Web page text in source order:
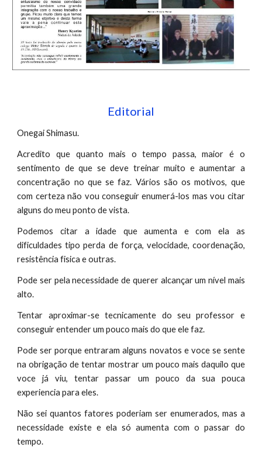
Editorial
Onegai Shimasu.
Acredito que quanto mais o tempo passa, maior é o
sentimento de que se deve treinar muito e aumentar a
concentração no que se faz. Vários são os motivos, que
com certeza não vou conseguir enumerá-los mas vou citar
alguns do meu ponto de vista.
Podemos citar a idade que aumenta e com ela as
dificuldades tipo perda de força, velocidade, coordenação,
resistência fisica e outras.
Pode ser pela necessidade de querer alcançar um nível mais
alto.
Tentar aproximar-se tecnicamente do seu professor e
conseguir entender um pouco mais do que ele faz.
Pode ser porque entraram alguns novatos e voce se sente
na obrigação de tentar mostrar um pouco mais daquilo que
voce já viu, tentar passar um pouco da sua pouca
experiencia para eles.
Não sei quantos fatores poderiam ser enumerados, mas a
necessidade existe e ela só aumenta com o passar do
tempo.